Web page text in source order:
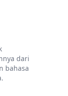
dari
bahasa